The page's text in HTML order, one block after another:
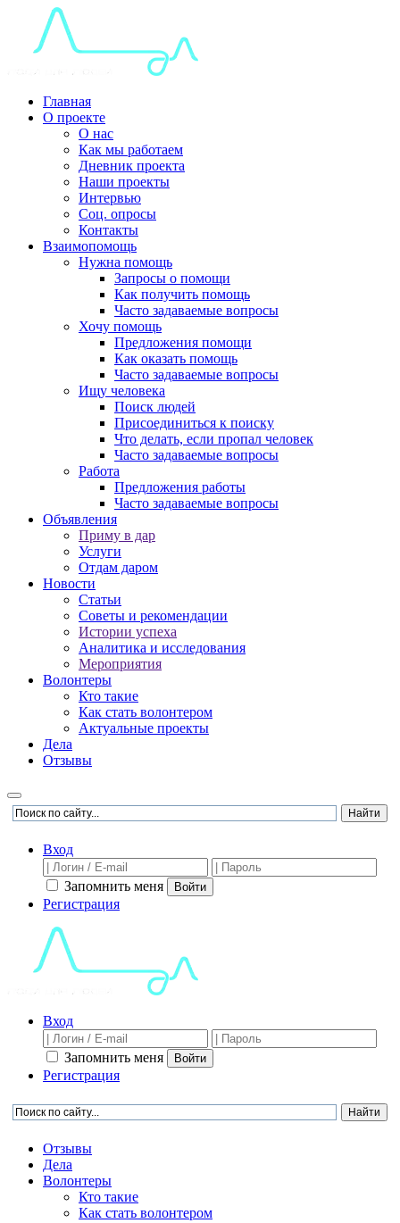
Главная
О проекте
О нас
Как мы работаем
Дневник проекта
Наши проекты
Интервью
Соц. опросы
Контакты
Взаимопомощь
Нужна помощь
Запросы о помощи
Как получить помощь
Часто задаваемые вопросы
Хочу помощь
Предложения помощи
Как оказать помощь
Часто задаваемые вопросы
Ищу человека
Поиск людей
Присоединиться к поиску
Что делать, если пропал человек
Часто задаваемые вопросы
Работа
Предложения работы
Часто задаваемые вопросы
Объявления
Приму в дар
Услуги
Отдам даром
Новости
Статьи
Советы и рекомендации
Истории успеха
Аналитика и исследования
Мероприятия
Волонтеры
Кто такие
Как стать волонтером
Актуальные проекты
Дела
Отзывы
Вход
Запомнить меня Войти
Регистрация
Вход
Запомнить меня Войти
Регистрация
Отзывы
Дела
Волонтеры
Кто такие
Как стать волонтером